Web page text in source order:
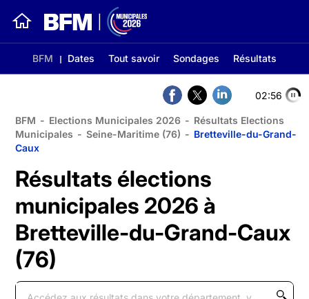
BFM Dates Tout savoir Sondages Résultats
02:55
BFM - Elections Municipales 2026 - Résultats Elections
Municipales - Seine-Maritime (76) - Bretteville-du-Grand-
Caux
Résultats élections
municipales 2026 à
Bretteville-du-Grand-Caux
(76)